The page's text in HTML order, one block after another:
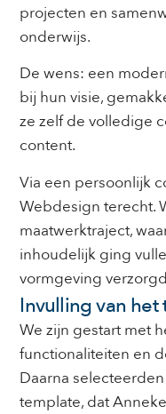
projecten en
onderwijs.
De wens: een
bij hun visie,
ze zelf de volledige
content.
Via een persoonlijk
Webdesign terecht.
maatwerktraject,
inhoudelijk ging
vormgeving
Invulling van het
We zijn gestart met
functionaliteiten en
Daarna
template, dat